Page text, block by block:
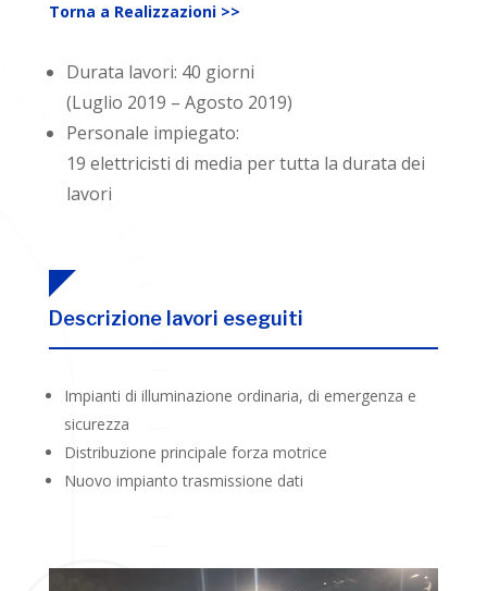
Torna a Realizzazioni >>
Durata lavori: 40 giorni
(Luglio 2019 – Agosto 2019)
Personale impiegato:
19 elettricisti di media per tutta la durata dei
lavori
Descrizione lavori eseguiti
Impianti di illuminazione ordinaria, di emergenza e
sicurezza
Distribuzione principale forza motrice
Nuovo impianto trasmissione dati